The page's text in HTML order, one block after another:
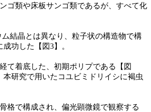
ゴ類や床板サンゴ類であるが、すべて化
結晶とは異なり、粒子状の構造物で構
功した【図3】。
て着底した、初期ポリプである【図
研究で用いたコユビミドリイシに褐虫
格で構成され、偏光顕微鏡で観察する